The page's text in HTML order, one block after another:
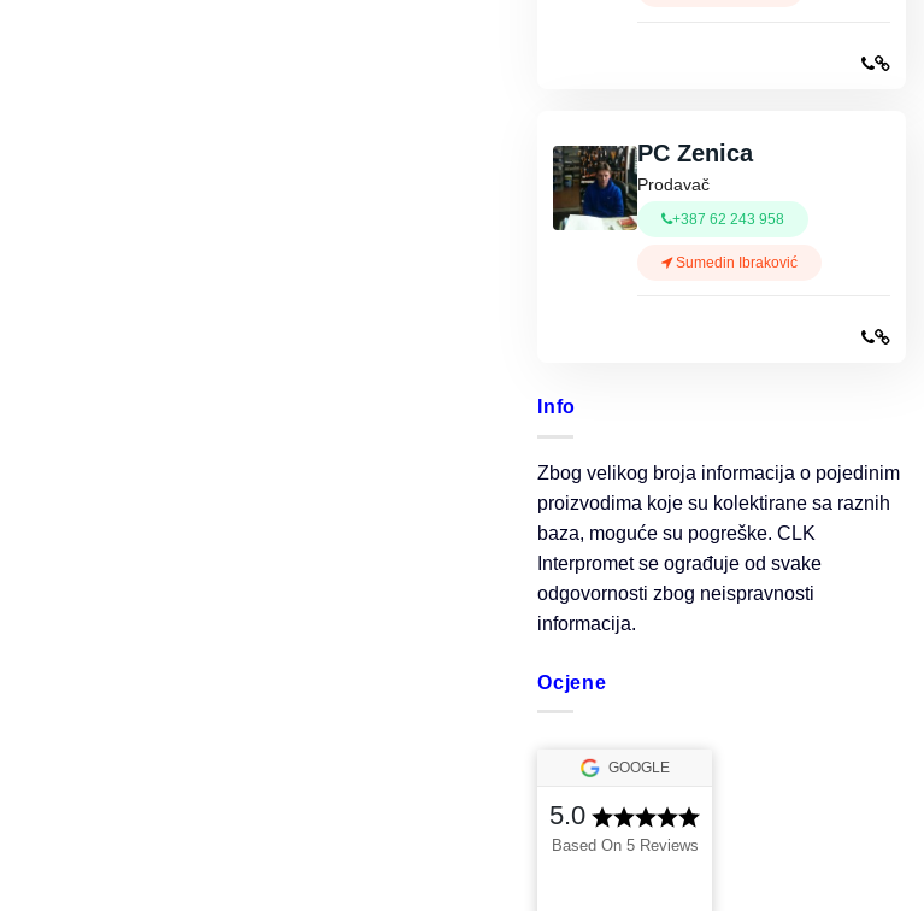
PC Zenica
Prodavač
+387 62 243 958
Sumedin Ibraković
Info
Zbog velikog broja informacija o pojedinim
proizvodima koje su kolektirane sa raznih
baza, moguće su pogreške. CLK
Interpromet se ograđuje od svake
odgovornosti zbog neispravnosti
informacija.
Ocjene
GOOGLE
5.0
Based On 5 Reviews